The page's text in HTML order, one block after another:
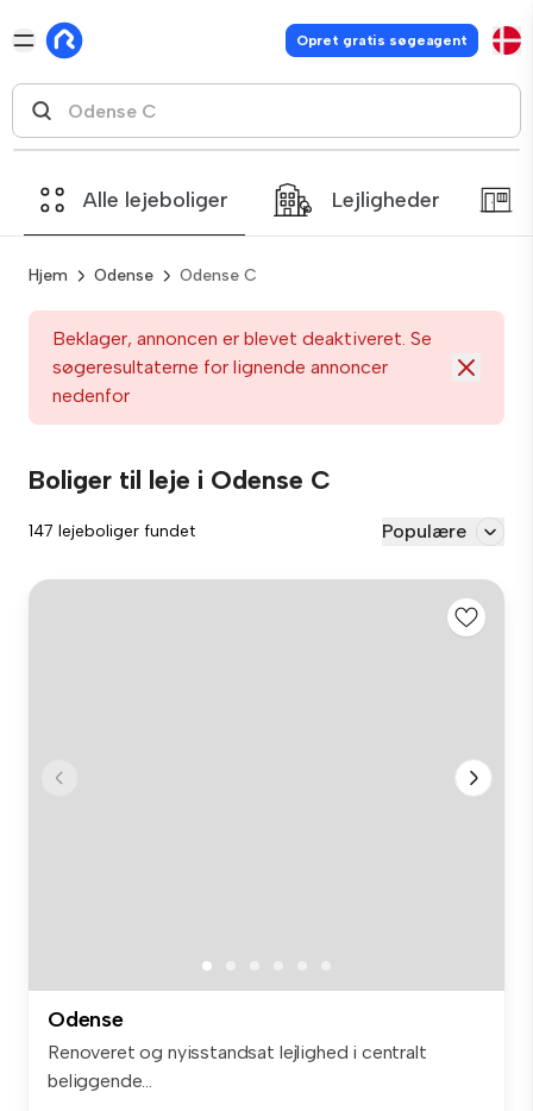
Opret gratis søgeagent
Alle lejeboliger Lejligheder
Hjem Odense Odense C
Beklager, annoncen er blevet deaktiveret. Se
søgeresultaterne for lignende annoncer
nedenfor
Boliger til leje i Odense C
147 lejeboliger fundet Populære
Odense
Renoveret og nyisstandsat lejlighed i centralt
beliggende...